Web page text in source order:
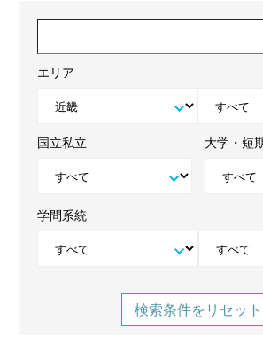
エリア
国立私立 大学・短
学問系統
検索条件をリセット